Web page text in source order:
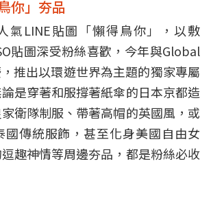
你」夯品
氣LINE貼圖「懶得鳥你」，以敷
貼圖深受粉絲喜歡，今年與Global
推出以環遊世界為主題的獨家專屬
是穿著和服撐著紙傘的日本京都造
衛隊制服、帶著高帽的英國風，或
國傳統服飾，甚至化身美國自由女
趣神情等周邊夯品，都是粉絲必收